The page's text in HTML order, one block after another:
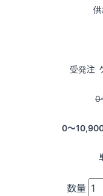
受発注
0
0〜
数量